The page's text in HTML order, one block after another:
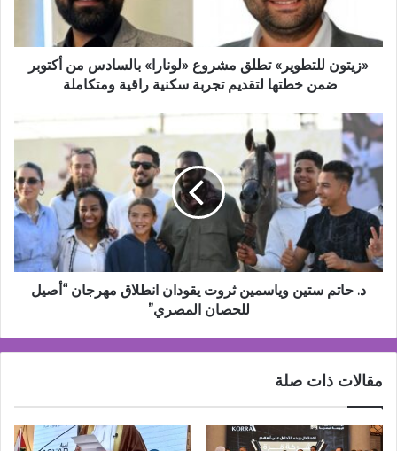
ضمن
خطتها
سكنية
راقية
ومتكاملة
«زيتون للتطوير» تطلق مشروع «لونارا» بالسادس من أكتوبر
ضمن خطتها لتقديم تجربة سكنية راقية ومتكاملة
د.
حاتم
ستين
وياسمين
ثروت
يقودان
انطلاق
مهرجان
“أصيل
للحصان
د. حاتم ستين وياسمين ثروت يقودان انطلاق مهرجان “أصيل
للحصان المصري”
مقالات ذات صلة